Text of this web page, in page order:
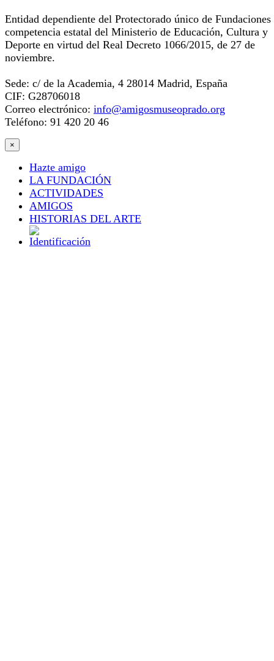
Entidad dependiente del Protectorado único de Fundaciones
competencia estatal del Ministerio de Educación, Cultura y
Deporte en virtud del Real Decreto 1066/2015, de 27 de
noviembre.
Sede: c/ de la Academia, 4 28014 Madrid, España
CIF: G28706018
Correo electrónico: info@amigosmuseoprado.org
Teléfono: 91 420 20 46
×
Hazte amigo
LA FUNDACIÓN
ACTIVIDADES
AMIGOS
HISTORIAS DEL ARTE